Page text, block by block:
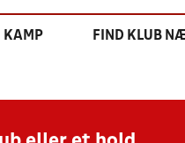
KAMP FIND KLUB